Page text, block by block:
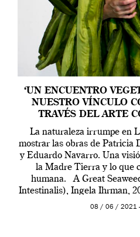
‘UN ENCUENTRO
NUESTRO VÍNCULO
TRAVÉS DEL ARTE
La naturaleza irrumpe en
mostrar las obras de Patricia
y Eduardo Navarro. Una
la Madre Tierra y lo que
humana. A Great
Intestinalis), Ingela Ihrman,
Madrid y la
08 / 06 / 2021